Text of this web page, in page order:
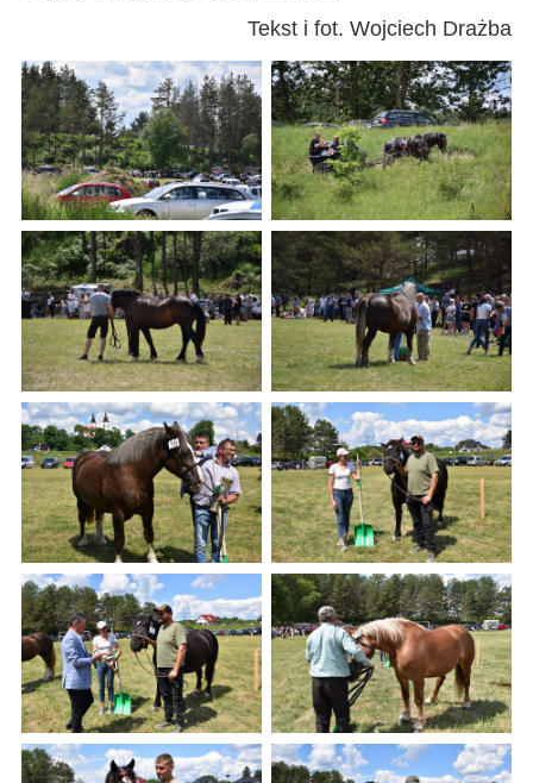
Tekst i fot. Wojciech Drażba